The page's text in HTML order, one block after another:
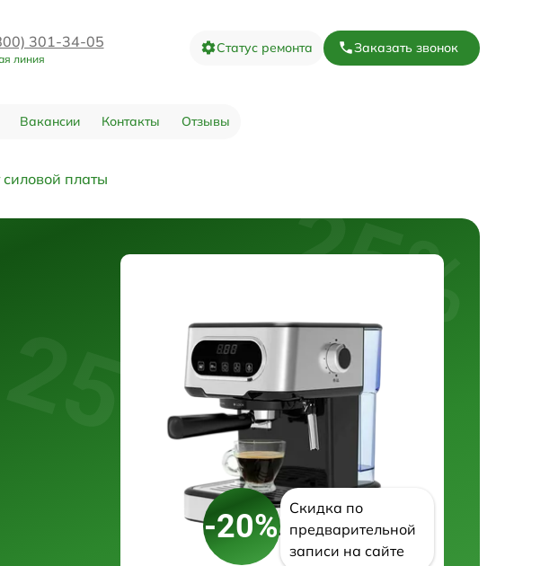
301-34-05
линия
Статус ремонта Заказать звонок
Вакансии Контакты Отзывы
силовой платы
-20%
Скидка по
предварительной
записи на сайте